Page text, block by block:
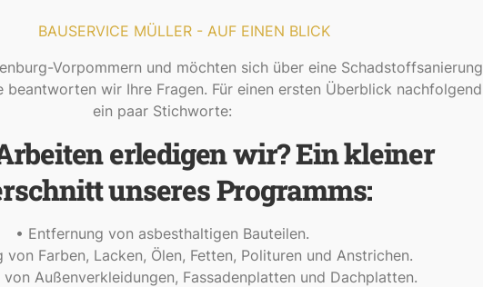
BAUSERVICE MÜLLER - AUF EINEN BLICK
Vorpommern und möchten sich über eine Schadstoffsanierung
beantworten wir Ihre Fragen. Für einen ersten Überblick nachfolgend
ein paar Stichworte:
erledigen wir? Ein kleiner
unseres Programms:
• Entfernung von asbesthaltigen Bauteilen.
von Farben, Lacken, Ölen, Fetten, Polituren und Anstrichen.
von Außenverkleidungen, Fassadenplatten und Dachplatten.